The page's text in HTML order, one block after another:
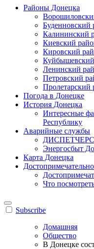
Районы Донецка
Буденновский
Калининский
Киевский
Кировский
Ленинский
Петровский
Пролетарский
Погода в Донецке
История Донецка
Интересные
Республику
Аварийные службы
Энергосбыт
Карта Донецка
Что
Subscribe
Домашняя
Общество
В Донецке